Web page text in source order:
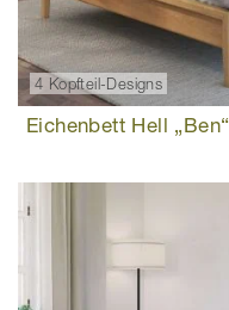
4 Kopfteil-Designs
Eichenbett Hell „Ben“